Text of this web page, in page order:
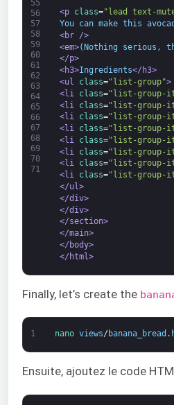
55
56
57
58
59
60
61
62
63
64
65
66
67
68
69
70
71
<p class="lead text-
You can make this
<br />
<em>(Nothing serious,
</p>
<h3>Ingredients</h3>
<ul
class="list-group">
<li
class="list-group-
<li
class="list-group-
<li class="list-group-
<li class="list-group-
<li class="list-group-
<li
class="list-group-
<li class="list-group-
<li class="list-group-
</ul>
</div>
</div>
</section>
</main>
</body>
</html>
Finally, let’s create the
1 nano views/ banana_bread .
Ensuite, ajoutez le code